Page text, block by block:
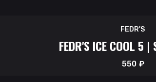
FEDR'S
FEDR'S ICE COOL 5 |
550₽